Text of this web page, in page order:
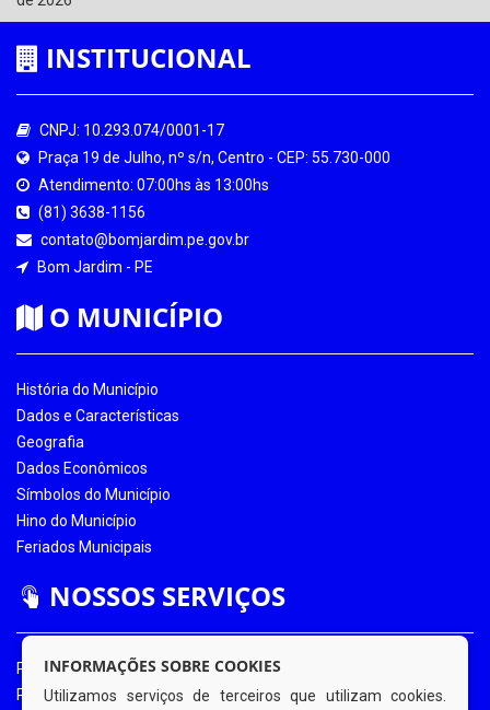
INSTITUCIONAL
CNPJ: 10.293.074/0001-17
Praça 19 de Julho, nº s/n, Centro - CEP: 55.730-000
Atendimento: 07:00hs às 13:00hs
(81) 3638-1156
contato@bomjardim.pe.gov.br
Bom Jardim - PE
O MUNICÍPIO
História do Município
Dados e Características
Geografia
Dados Econômicos
Símbolos do Município
Hino do Município
Feriados Municipais
NOSSOS SERVIÇOS
Portal da Transparência
Portal da Transparência COVID-19
INFORMAÇÕES SOBRE COOKIES
Utilizamos serviços de terceiros que utilizam cookies.